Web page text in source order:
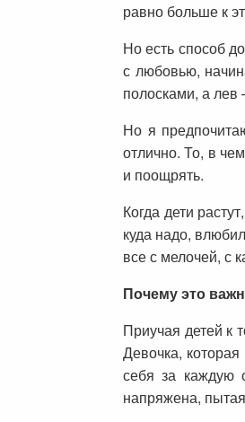
равно больше к
Но есть способ
с любовью,
полосками, а лев
Но я
отлично. То, в
и поощрять.
Когда дети
куда надо,
все с мелочей, с
Почему это
Приучая детей к
Девочка,
себя за каждую
напряжена,